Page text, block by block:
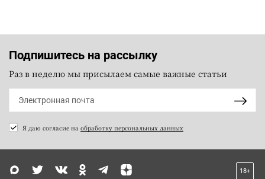
Подпишитесь на рассылку
Раз в неделю мы присылаем самые важные статьи
Я даю согласие на обработку персональных данных
18+